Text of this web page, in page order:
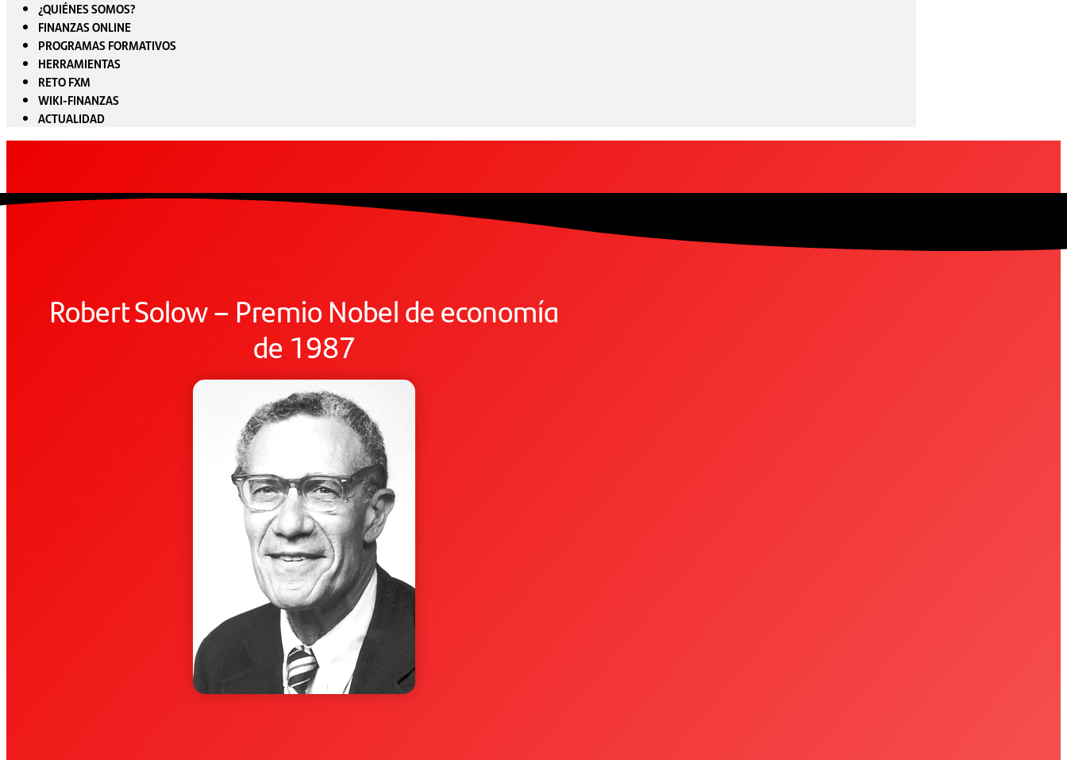
¿QUIÉNES SOMOS?
FINANZAS ONLINE
PROGRAMAS FORMATIVOS
HERRAMIENTAS
RETO FXM
WIKI-FINANZAS
ACTUALIDAD
Robert Solow – Premio Nobel de economía
de 1987